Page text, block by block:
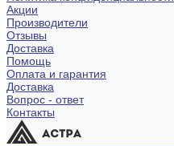
Акции
Производители
Отзывы
Доставка
Помощь
Оплата и гарантия
Доставка
Вопрос - ответ
Контакты